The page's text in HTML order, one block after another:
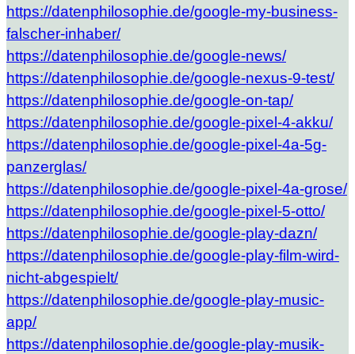
https://datenphilosophie.de/google-my-business-
falscher-inhaber/
https://datenphilosophie.de/google-news/
https://datenphilosophie.de/google-nexus-9-test/
https://datenphilosophie.de/google-on-tap/
https://datenphilosophie.de/google-pixel-4-akku/
https://datenphilosophie.de/google-pixel-4a-5g-
panzerglas/
https://datenphilosophie.de/google-pixel-4a-grose/
https://datenphilosophie.de/google-pixel-5-otto/
https://datenphilosophie.de/google-play-dazn/
https://datenphilosophie.de/google-play-film-wird-
nicht-abgespielt/
https://datenphilosophie.de/google-play-music-
app/
https://datenphilosophie.de/google-play-musik-